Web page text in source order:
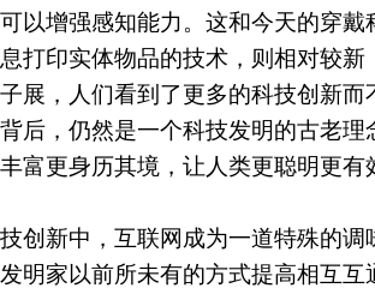
以增强感知能力。这和今天的穿戴
打印实体物品的技术，则相对较
展，人们看到了更多的科技创新而
后，仍然是一个科技发明的古老
富更身历其境，让人类更聪明更有
创新中，互联网成为一道特殊的调
明家以前所未有的方式提高相互互